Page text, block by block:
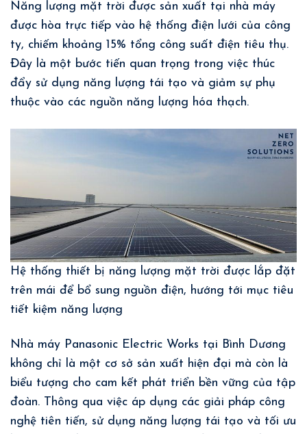
Năng lượng mặt trời được sản xuất tại nhà máy
được hòa trực tiếp vào hệ thống điện lưới của công
ty, chiếm khoảng 15% tổng công suất điện tiêu thụ.
Đây là một bước tiến quan trọng trong việc thúc
đẩy sử dụng năng lượng tái tạo và giảm sự phụ
thuộc vào các nguồn năng lượng hóa thạch.
Hệ thống thiết bị năng lượng mặt trời được lắp đặt
trên mái để bổ sung nguồn điện, hướng tới mục tiêu
tiết kiệm năng lượng
Nhà máy Panasonic Electric Works tại Bình Dương
không chỉ là một cơ sở sản xuất hiện đại mà còn là
biểu tượng cho cam kết phát triển bền vững của tập
đoàn. Thông qua việc áp dụng các giải pháp công
nghệ tiên tiến, sử dụng năng lượng tái tạo và tối ưu